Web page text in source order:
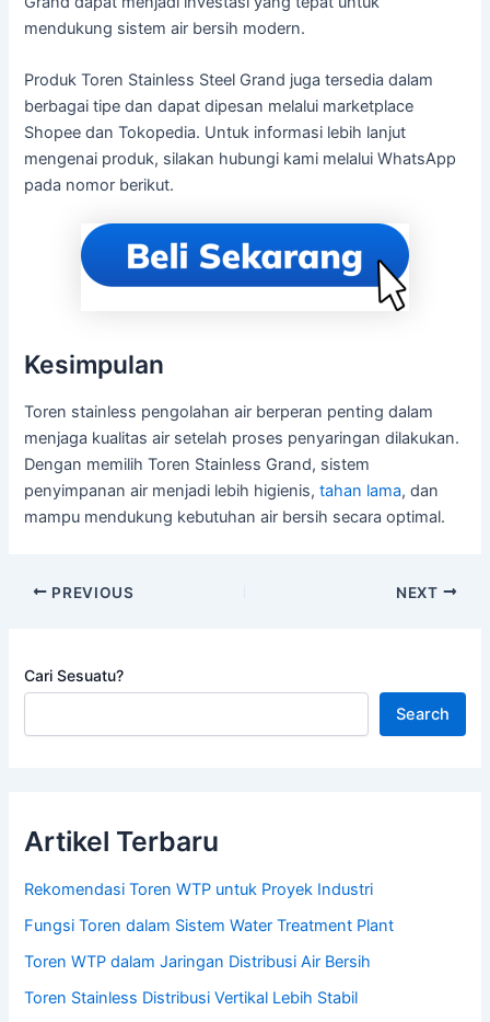
mendukung sistem air bersih modern.
Produk Toren Stainless Steel Grand juga tersedia dalam
berbagai tipe dan dapat dipesan melalui marketplace
Shopee dan Tokopedia. Untuk informasi lebih lanjut
mengenai produk, silakan hubungi kami melalui WhatsApp
pada nomor berikut.
Kesimpulan
Toren stainless pengolahan air berperan penting dalam
menjaga kualitas air setelah proses penyaringan dilakukan.
Dengan memilih Toren Stainless Grand, sistem
penyimpanan air menjadi lebih higienis,tahan lama, dan
mampu mendukung kebutuhan air bersih secara optimal.
PREVIOUS NEXT
Cari Sesuatu?
Search
Artikel Terbaru
Rekomendasi Toren WTP untuk Proyek Industri
Fungsi Toren dalam Sistem Water Treatment Plant
Toren WTP dalam Jaringan Distribusi Air Bersih
Toren Stainless Distribusi Vertikal Lebih Stabil